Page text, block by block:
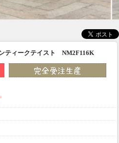
ティークテイスト NM2F116K